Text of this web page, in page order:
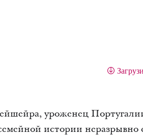
уроженец
истории